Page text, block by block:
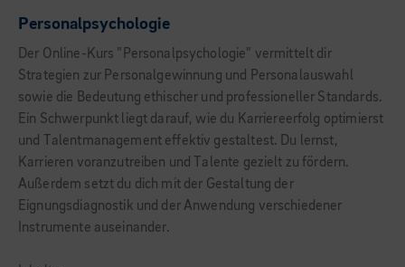
Personalpsychologie
Der Online-Kurs "Personalpsychologie" vermittelt dir
Strategien zur Personalgewinnung und Personalauswahl
sowie die Bedeutung ethischer und professioneller Standards.
Ein Schwerpunkt liegt darauf, wie du Karriereerfolg optimierst
und Talentmanagement effektiv gestaltest. Du lernst,
Karrieren voranzutreiben und Talente gezielt zu fördern.
Außerdem setzt du dich mit der Gestaltung der
Eignungsdiagnostik und der Anwendung verschiedener
Instrumente auseinander.